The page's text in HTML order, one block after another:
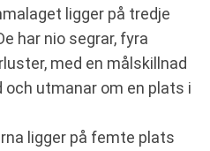
ligger på tredje
har nio segrar, fyra
med en målskillnad
och utmanar om en plats i
ligger på femte plats